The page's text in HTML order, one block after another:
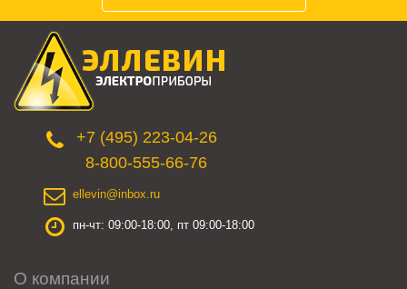
+7 (495) 223-04-26
8-800-555-66-76
ellevin@inbox.ru
пн-чт: 09:00-18:00, пт 09:00-18:00
О компании